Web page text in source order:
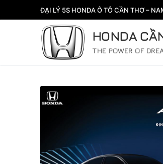
đến
ĐẠI LÝ 5S HONDA Ô TÔ CẦN THƠ –
HONDA
THE POWER OF